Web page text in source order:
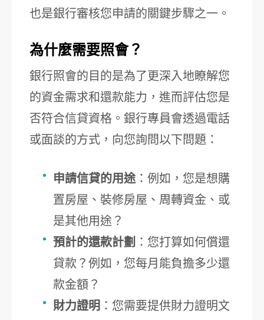
也是銀行審核您申請的關鍵步驟之一。
為什麼需要照會？
銀行照會的目的是為了更深入地瞭解您
的資金需求和還款能力，進而評估您是
否符合信貸資格。銀行專員會透過電話
或面談的方式，向您詢問以下問題：
申請信貸的用途：例如，您是想購
置房屋、裝修房屋、周轉資金、或
是其他用途？
預計的還款計劃 ：您打算如何償還
貸款？例如，您每月能負擔多少還
款金額？
財力證明 ：您需要提供財力證明文